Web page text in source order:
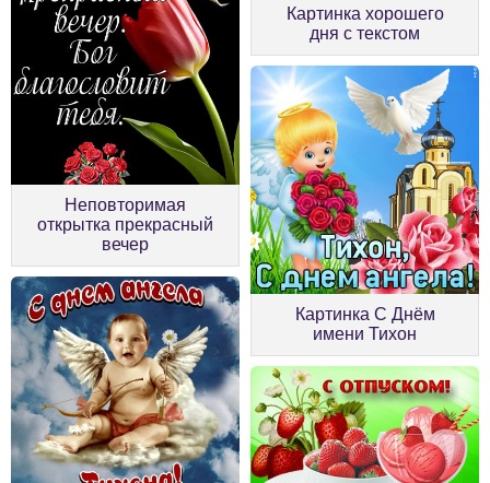
Картинка хорошего
дня с текстом
Неповторимая
открытка прекрасный
вечер
Картинка С Днём
имени Тихон